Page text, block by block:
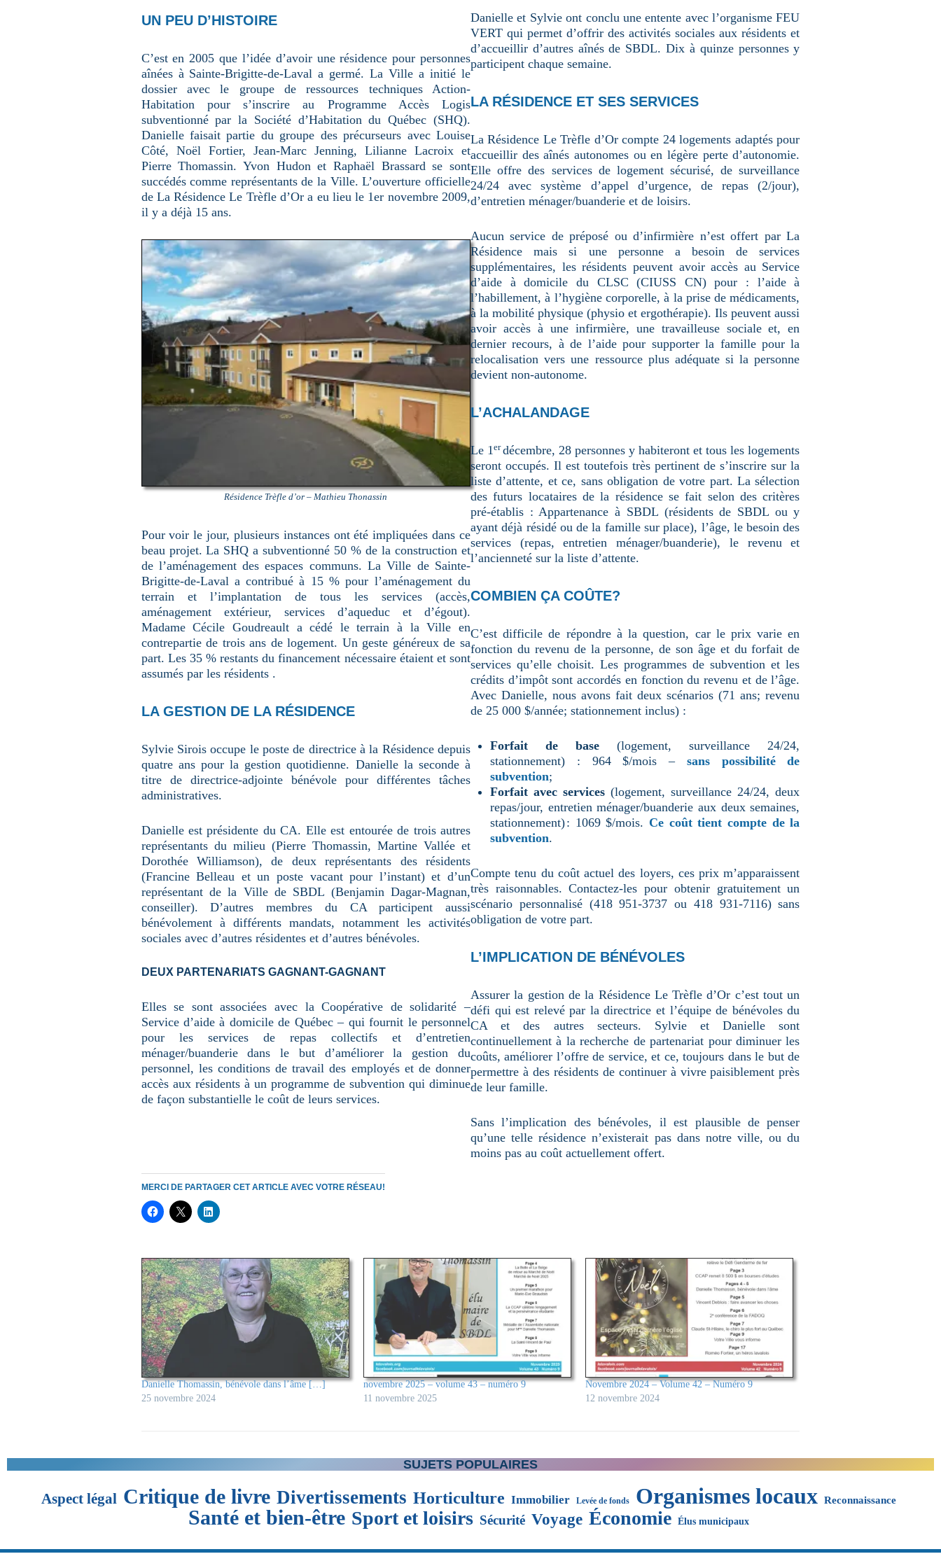
UN PEU D’HISTOIRE
C’est en 2005 que l’idée d’avoir une résidence pour personnes
aînées à Sainte-Brigitte-de-Laval a germé. La Ville a initié le
dossier avec le groupe de ressources techniques Action-
Habitation pour s’inscrire au Programme Accès Logis
subventionné par la Société d’Habitation du Québec (SHQ).
Danielle faisait partie du groupe des précurseurs avec Louise
Côté, Noël Fortier, Jean-Marc Jenning, Lilianne Lacroix et
Pierre Thomassin. Yvon Hudon et Raphaël Brassard se sont
succédés comme représentants de la Ville. L’ouverture officielle
de La Résidence Le Trèfle d’Or a eu lieu le 1er novembre 2009,
il y a déjà 15 ans.
Résidence Trèfle d’or – Mathieu Thonassin
Pour voir le jour, plusieurs instances ont été impliquées dans ce
beau projet. La SHQ a subventionné 50 % de la construction et
de l’aménagement des espaces communs. La Ville de Sainte-
Brigitte-de-Laval a contribué à 15 % pour l’aménagement du
terrain et l’implantation de tous les services (accès,
aménagement extérieur, services d’aqueduc et d’égout).
Madame Cécile Goudreault a cédé le terrain à la Ville en
contrepartie de trois ans de logement. Un geste généreux de sa
part. Les 35 % restants du financement nécessaire étaient et sont
assumés par les résidents .
LA GESTION DE LA RÉSIDENCE
Sylvie Sirois occupe le poste de directrice à la Résidence depuis
quatre ans pour la gestion quotidienne. Danielle la seconde à
titre de directrice-adjointe bénévole pour différentes tâches
administratives.
Danielle est présidente du CA. Elle est entourée de trois autres
représentants du milieu (Pierre Thomassin, Martine Vallée et
Dorothée Williamson), de deux représentants des résidents
(Francine Belleau et un poste vacant pour l’instant) et d’un
représentant de la Ville de SBDL (Benjamin Dagar-Magnan,
conseiller). D’autres membres du CA participent aussi
bénévolement à différents mandats, notamment les activités
sociales avec d’autres résidentes et d’autres bénévoles.
DEUX PARTENARIATS GAGNANT-GAGNANT
Elles se sont associées avec la Coopérative de solidarité –
Service d’aide à domicile de Québec – qui fournit le personnel
pour les services de repas collectifs et d’entretien
ménager/buanderie dans le but d’améliorer la gestion du
personnel, les conditions de travail des employés et de donner
accès aux résidents à un programme de subvention qui diminue
de façon substantielle le coût de leurs services.
Danielle et Sylvie ont conclu une entente avec l’organisme FEU
VERT qui permet d’offrir des activités sociales aux résidents et
d’accueillir d’autres aînés de SBDL. Dix à quinze personnes y
participent chaque semaine.
LA RÉSIDENCE ET SES SERVICES
La Résidence Le Trèfle d’Or compte 24 logements adaptés pour
accueillir des aînés autonomes ou en légère perte d’autonomie.
Elle offre des services de logement sécurisé, de surveillance
24/24 avec système d’appel d’urgence, de repas (2/jour),
d’entretien ménager/buanderie et de loisirs.
Aucun service de préposé ou d’infirmière n’est offert par La
Résidence mais si une personne a besoin de services
supplémentaires, les résidents peuvent avoir accès au Service
d’aide à domicile du CLSC (CIUSS CN) pour : l’aide à
l’habillement, à l’hygiène corporelle, à la prise de médicaments,
à la mobilité physique (physio et ergothérapie). Ils peuvent aussi
avoir accès à une infirmière, une travailleuse sociale et, en
dernier recours, à de l’aide pour supporter la famille pour la
relocalisation vers une ressource plus adéquate si la personne
devient non-autonome.
L’ACHALANDAGE
Le 1erdécembre, 28 personnes y habiteront et tous les logements
seront occupés. Il est toutefois très pertinent de s’inscrire sur la
liste d’attente, et ce, sans obligation de votre part. La sélection
des futurs locataires de la résidence se fait selon des critères
pré-établis : Appartenance à SBDL (résidents de SBDL ou y
ayant déjà résidé ou de la famille sur place), l’âge, le besoin des
services (repas, entretien ménager/buanderie), le revenu et
l’ancienneté sur la liste d’attente.
COMBIEN ÇA COÛTE?
C’est difficile de répondre à la question, car le prix varie en
fonction du revenu de la personne, de son âge et du forfait de
services qu’elle choisit. Les programmes de subvention et les
crédits d’impôt sont accordés en fonction du revenu et de l’âge.
Avec Danielle, nous avons fait deux scénarios (71 ans; revenu
de 25 000 $/année; stationnement inclus) :
Forfait de base (logement, surveillance 24/24,
stationnement) : 964 $/mois – sans possibilité de
subvention;
Forfait avec services (logement, surveillance 24/24, deux
repas/jour, entretien ménager/buanderie aux deux semaines,
stationnement) : 1069 $/mois. Ce coût tient compte de la
subvention.
Compte tenu du coût actuel des loyers, ces prix m’apparaissent
très raisonnables. Contactez-les pour obtenir gratuitement un
scénario personnalisé (418 951-3737 ou 418 931-7116) sans
obligation de votre part.
L’IMPLICATION DE BÉNÉVOLES
Assurer la gestion de la Résidence Le Trèfle d’Or c’est tout un
défi qui est relevé par la directrice et l’équipe de bénévoles du
CA et des autres secteurs. Sylvie et Danielle sont
continuellement à la recherche de partenariat pour diminuer les
coûts, améliorer l’offre de service, et ce, toujours dans le but de
permettre à des résidents de continuer à vivre paisiblement près
de leur famille.
Sans l’implication des bénévoles, il est plausible de penser
qu’une telle résidence n’existerait pas dans notre ville, ou du
moins pas au coût actuellement offert.
MERCI DE PARTAGER CET ARTICLE AVEC VOTRE RÉSEAU!
Danielle Thomassin, bénévole dans l’âme […]
25 novembre 2024
novembre 2025 – volume 43 – numéro 9
11 novembre 2025
Novembre 2024 – Volume 42 – Numéro 9
12 novembre 2024
SUJETS POPULAIRES
Aspect légal Critique de livre Divertissements Horticulture Immobilier Levée de fonds Organismes locaux Reconnaissance
Santé et bien-être Sport et loisirs Sécurité Voyage Économie Élus municipaux